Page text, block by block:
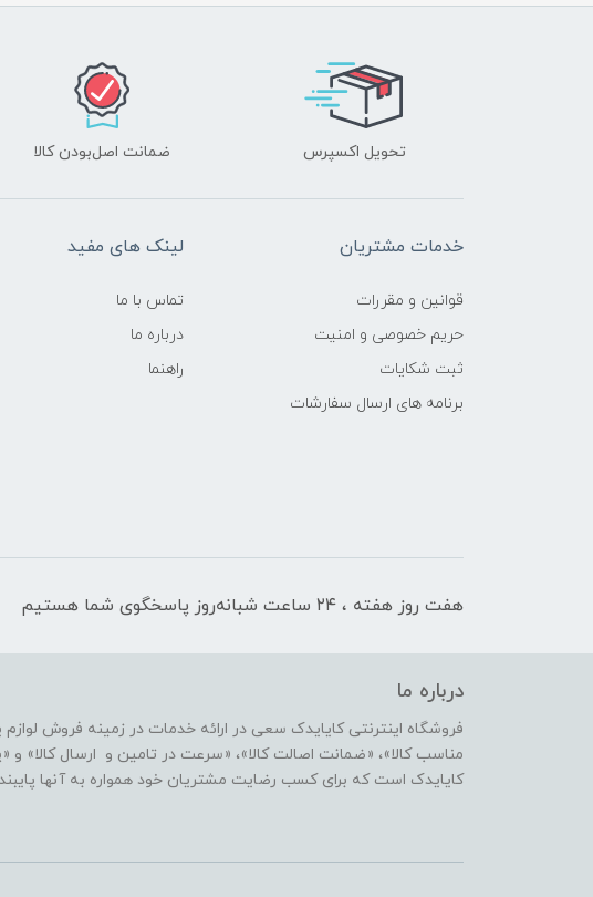
تحویل اکسپرس ضمانت اصل‌بودن کالا
خدمات مشتریان
قوانین و مقررات
حریم خصوصی و امنیت
ثبت شکایات
برنامه های ارسال سفارشات
لینک های مفید
تماس با ما
درباره ما
راهنما
هفت روز هفته ، ۲۴ ساعت شبانه‌روز پاسخگوی شما هستیم
درباره ما
فروشگاه اینترنتی کایایدک سعی در ارائه خدمات در زمینه فروش
مناسب کالا»، «ضمانت اصالت کالا»، «سرعت در تامین و ارسال کالا» و
کایایدک است که برای کسب رضایت مشتریان خود همواره به آنها